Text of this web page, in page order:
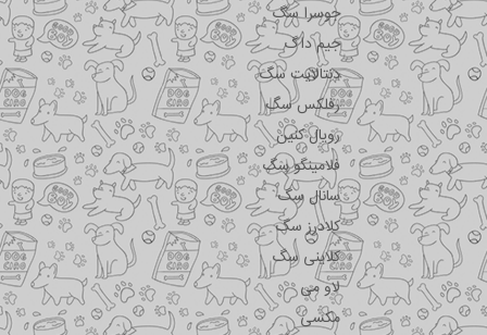
جوسرا سگ
جیم داگ
دنتالایت سگ
رفلکس سگ
رویال کنین
فلامینگو سگ
سانال سگ
کلادرز سگ
کلاینی سگ
لاو می
مکسی